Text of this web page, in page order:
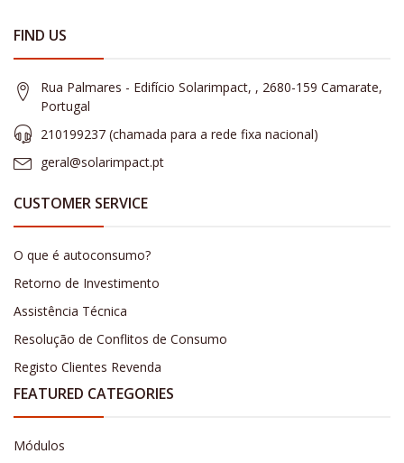
FIND US
Rua Palmares - Edifício Solarimpact, , 2680-159 Camarate,
Portugal
210199237 (​chamada para a rede fixa nacional)
geral@solarimpact.pt
CUSTOMER SERVICE
O que é autoconsumo?
Retorno de Investimento
Assistência Técnica
Resolução de Conflitos de Consumo
Registo Clientes Revenda
FEATURED CATEGORIES
Módulos